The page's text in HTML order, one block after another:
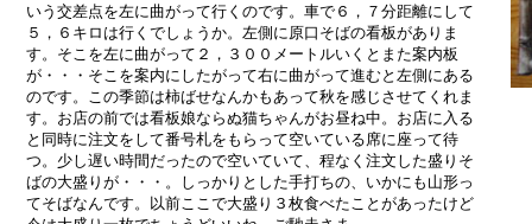
いう交差点を左に曲がって行くのです。車で６，７分距離にして
５，６キロは行くでしょうか。左側に原口そばの看板がありま
す。そこを左に曲がって２，３００メートルいくとまた案内板
が・・・そこを案内にしたがって右に曲がって進むと左側にある
のです。この季節は柿ばせなんかもあって秋を感じさせてくれま
す。お店の前では看板娘ならぬ猫ちゃんがお昼ね中。お店に入る
と同時に注文をして番号札をもらって空いている席に座って待
つ。少し遅い時間だったので空いていて、程なく注文した盛りそ
ばの大盛りが・・・。しっかりとした手打ちの、いかにも山形っ
てそばなんです。以前ここで大盛り３枚食べたことがあったけど